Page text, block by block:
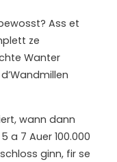
Ass et
ze
Wanter
wann dann
a 7 Auer 100.000
ginn, fir se